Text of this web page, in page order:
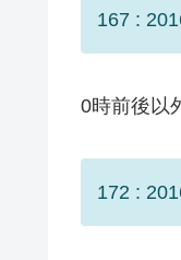
167 :
0時前後以
172 :